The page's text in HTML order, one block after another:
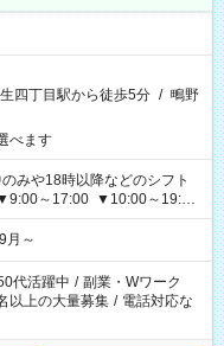
四丁目駅から徒歩5分 / 鴫野
べます
みや18時以降などのシフト
～17:00 ▼10:00～19:00
月～
代活躍中 / 副業・Wワーク
以上の大量募集 / 電話対応な